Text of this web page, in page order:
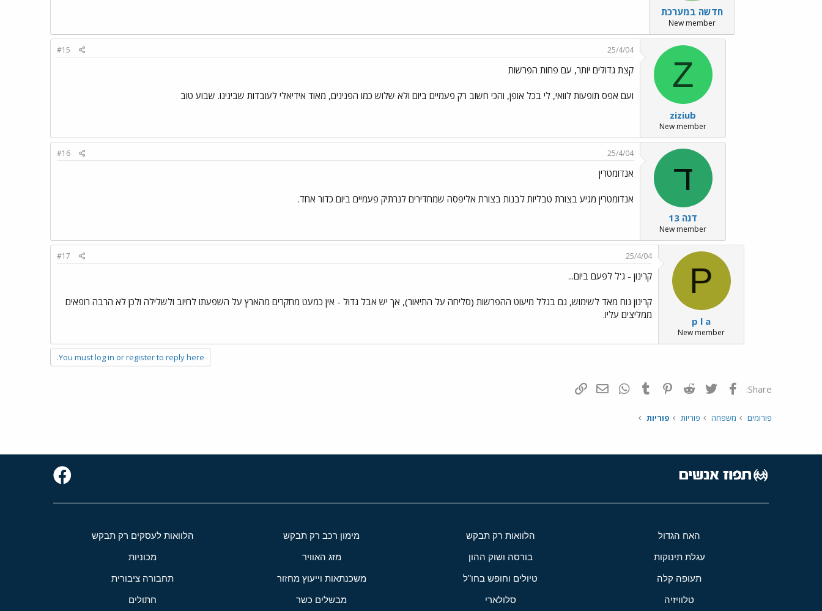
חדשה במערכת
New member
Z
ziziub
New member
25/4/04
#15
קצת גדולים יותר, עם פחות הפרשות
ועם אפס תופעות לוואי, לי בכל אופן, והכי חשוב רק פעמיים ביום ולא שלוש כמו הפנינים, מאוד אידיאלי לעובדות שבינינו. שבוע טוב
ד
דנה 13
New member
25/4/04
#16
אנדומטרין
אנדומטרין מגיע בצורת טבליות לבנות בצורת אליפסה שמחדירים לנרתיק פעמיים ביום כדור אחד.
P
p l a
New member
25/4/04
#17
קרינון - ג'ל לפעם ביום...
קרינון נוח מאד לשימוש, גם בגלל מיעוט ההפרשות (סליחה על התיאור), אך יש אבל גדול - אין כמעט מחקרים מהארץ על השפעתו לחיוב ולשלילה ולכן לא הרבה רופאים
ממליצים עליו.
You must log in or register to reply here.
Share: פייסבוק Twitter
Reddit
Pinterest
Tumblr
WhatsAppדואר אלקטרוני
פורומים משפחה פוריות פוריות
האח הגדול הלוואות רק תבקש מימון רכב רק תבקש הלוואות לעסקים רק תבקש
עגלת תינוקות בורסה ושוק ההון מזג האוויר מכוניות
תעופה קלה טיולים וחופש בחו"ל משכנתאות וייעוץ מחזור תחבורה ציבורית
טלוויזיה סלולארי מבשלים כשר חתולים